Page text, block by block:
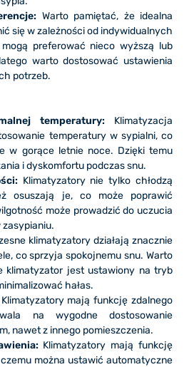
Warto pamiętać, że idealna
się w zależności od indywidualnych
preferować nieco wyższą lub
warto dostosować ustawienia
potrzeb.
temperatury:Klimatyzacja
temperatury w sypialni, co
w gorące letnie noce. Dzięki temu
i dyskomfortu podczas snu.
Klimatyzatory nie tylko chłodzą
osuszają je, co może poprawić
może prowadzić do uczucia
klimatyzatory działają znacznie
co sprzyja spokojnemu snu. Warto
klimatyzator jest ustawiony na tryb
hałas.
mają funkcję zdalnego
na wygodne dostosowanie
nawet z innego pomieszczenia.
Klimatyzatory mają funkcję
można ustawić automatyczne